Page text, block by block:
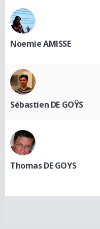
Noemie AMISSE
Sébastien DE GOŸS
Thomas DE GOYS